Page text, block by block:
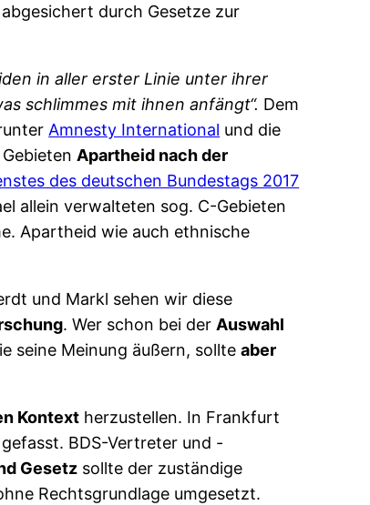
durch Gesetze zur
in aller erster Linie unter ihrer
schlimmes mit ihnen anfängt“. Dem
Amnesty International und die
Apartheid nach der
des deutschen Bundestags 2017
allein verwalteten sog. C-Gebieten
Apartheid wie auch ethnische
und Markl sehen wir diese
. Wer schon bei der Auswahl
seine Meinung äußern, sollteaber
Kontext herzustellen. In Frankfurt
gefasst. BDS-Vertreter und -
Gesetz sollte der zuständige
Rechtsgrundlage umgesetzt.